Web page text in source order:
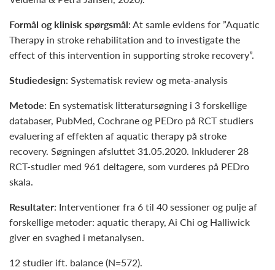
Formål og klinisk spørgsmål: At samle evidens for ”Aquatic
Therapy in stroke rehabilitation and to investigate the
effect of this intervention in supporting stroke recovery”.
Studiedesign: Systematisk review og meta-analysis
Metode: En systematisk litteratursøgning i 3 forskellige
databaser, PubMed, Cochrane og PEDro på RCT studiers
evaluering af effekten af aquatic therapy på stroke
recovery. Søgningen afsluttet 31.05.2020. Inkluderer 28
RCT-studier med 961 deltagere, som vurderes på PEDro
skala.
Resultater: Interventioner fra 6 til 40 sessioner og pulje af
forskellige metoder: aquatic therapy, Ai Chi og Halliwick
giver en svaghed i metanalysen.
12 studier ift. balance (N=572).